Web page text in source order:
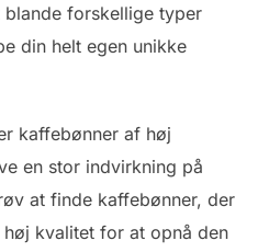
forskellige typer
din helt egen unikke
kaffebønner af høj
en stor indvirkning på
at finde kaffebønner, der
kvalitet for at opnå den